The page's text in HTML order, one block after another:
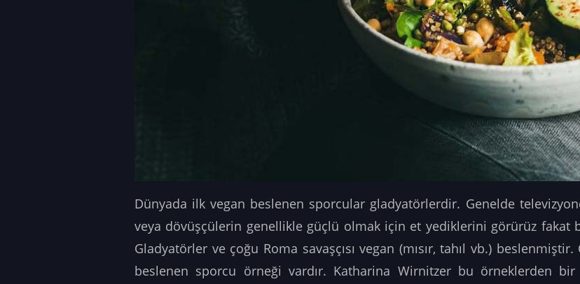
Dünyada ilk vegan beslenen sporcular gladyatörlerdir. Genelde
veya dövüşçülerin genellikle güçlü olmak için et yediklerini görürüz fakat
Gladyatörler ve çoğu Roma savaşçısı vegan (mısır, tahıl vb.)
beslenen sporcu örneği vardır. Katharina Wirnitzer bu örneklerden